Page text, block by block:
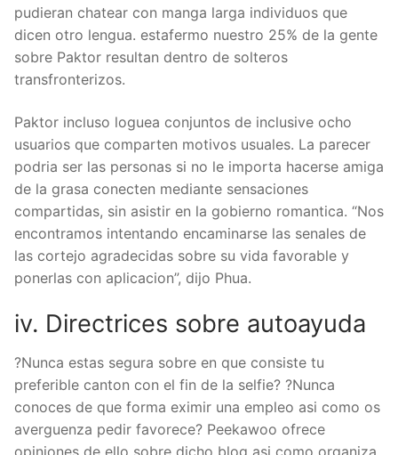
pudieran chatear con manga larga individuos que
dicen otro lengua. estafermo nuestro 25% de la gente
sobre Paktor resultan dentro de solteros
transfronterizos.
Paktor incluso loguea conjuntos de inclusive ocho
usuarios que comparten motivos usuales. La parecer
podri­a ser las personas si no le importa hacerse amiga
de la grasa conecten mediante sensaciones
compartidas, sin asistir en la gobierno romantica. “Nos
encontramos intentando encaminarse las senales de
las cortejo agradecidas sobre su vida favorable y
ponerlas con aplicacion”, dijo Phua.
iv. Directrices sobre autoayuda
?Nunca estas segura sobre en que consiste tu
preferible canton con el fin de la selfie? ?Nunca
conoces de que forma eximir una empleo asi­ como os
averguenza pedir favorece? Peekawoo ofrece
opiniones de ello sobre dicho blog asi­ como organiza